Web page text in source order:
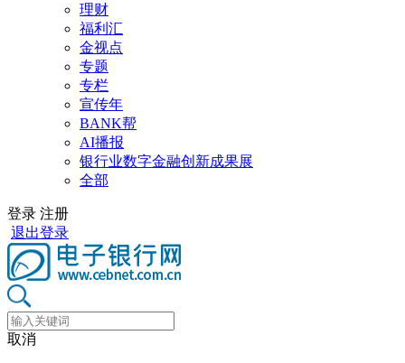
理财
福利汇
金视点
专题
专栏
宣传年
BANK帮
AI播报
银行业数字金融创新成果展
全部
登录 注册
退出登录
取消